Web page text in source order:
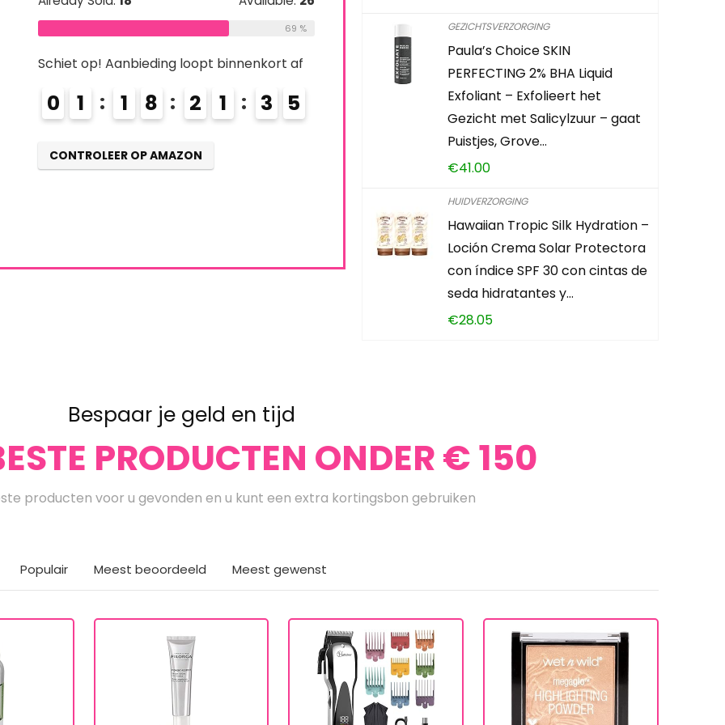
69 %
Schiet op! Aanbieding loopt binnenkort af
0 1 1 8 2 1 3 4
CONTROLEER OP AMAZON
GEZICHTSVERZORGING
Paula’s Choice SKIN
PERFECTING 2% BHA Liquid
Exfoliant – Exfolieert het
Gezicht met Salicylzuur – gaat
Puistjes, Grove…
€41.00
HUIDVERZORGING
Hawaiian Tropic Silk Hydration –
Loción Crema Solar Protectora
con índice SPF 30 con cintas de
seda hidratantes y…
€28.05
Bespaar je geld en tijd
PRODUCTEN ONDER € 150
producten voor u gevonden en u kunt een extra kortingsbon gebruiken
Populair Meest beoordeeld Meest gewenst